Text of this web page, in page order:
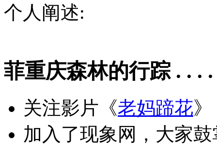
个人阐述:
菲重庆森林的行踪 . . . .
关注影片《老妈蹄花》
加入了现象网，大家